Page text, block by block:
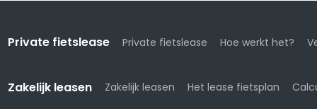
Private fietslease Private fietslease Hoe werkt het?
Zakelijk leasen Zakelijk leasen Het lease fietsplan